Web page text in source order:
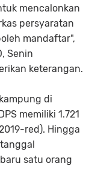
mencalonkan
persyaratan
mandaftar",
Senin
keterangan.
di
memiliki 1.721
red). Hingga
satu orang